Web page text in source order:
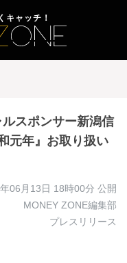
キャッチ！
スポンサー新潟信
元年』お取り扱い
06月13日 18時00分 公開
MONEY ZONE編集部
プレスリリース